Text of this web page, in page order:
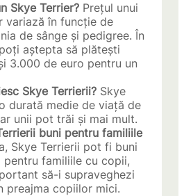
Skye Terrier? Prețul unui
variază în funcție de
de sânge și pedigree. În
aștepta să plătești
3.000 de euro pentru un
Skye Terrierii? Skye
durată medie de viață de
unii pot trăi și mai mult.
buni pentru familiile
Skye Terrierii pot fi buni
pentru familiile cu copii,
să-i supraveghezi
preajma copiilor mici.